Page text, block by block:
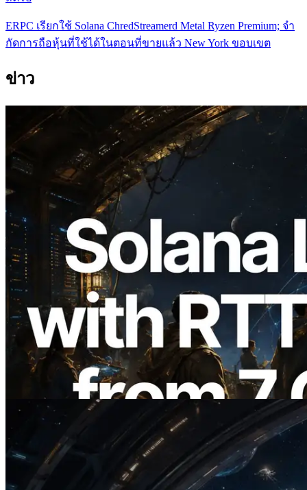
ERPC เรียกใช้ Solana ChredStreamerd Metal Ryzen Premium; จํา
กัดการถือหุ้นที่ใช้ได้ในตอนที่ขายแล้ว New York ขอบเขต
ข่าว
2026.08.05
ERPC ขยาย Solana Leader Slot API ด้วย
การวัด Ping จาก 7 Region ทั่วโลก พร้อม
เปิดตัว Validators Information API